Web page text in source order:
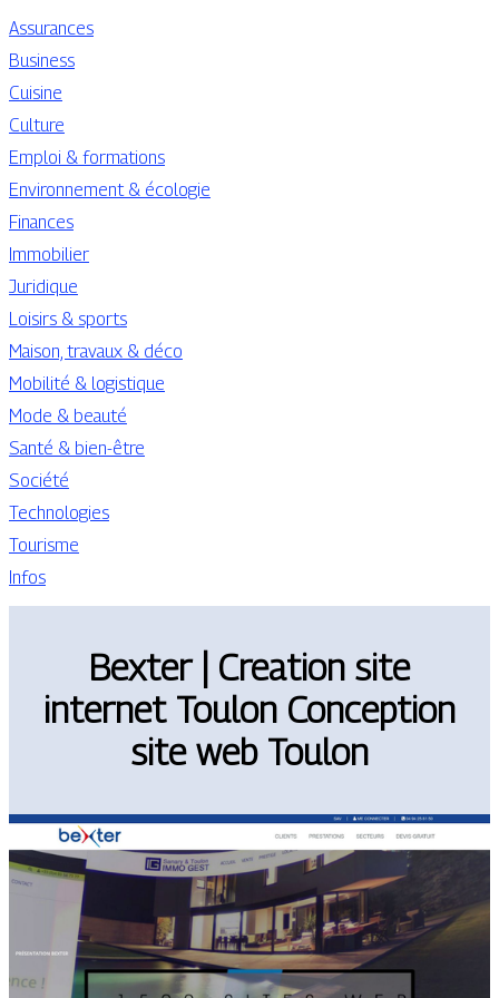
Assurances
Business
Cuisine
Culture
Emploi & formations
Environnement & écologie
Finances
Immobilier
Juridique
Loisirs & sports
Maison, travaux & déco
Mobilité & logistique
Mode & beauté
Santé & bien-être
Société
Technologies
Tourisme
Infos
Bexter | Creation site
internet Toulon Conception
site web Toulon